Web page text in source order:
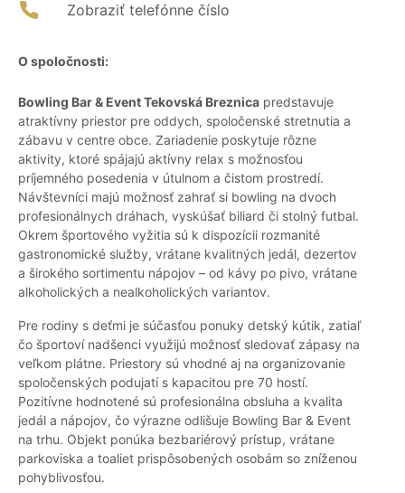
Zobraziť telefónne číslo
O spoločnosti:
Bowling Bar & Event Tekovská Breznica predstavuje
atraktívny priestor pre oddych, spoločenské stretnutia a
zábavu v centre obce. Zariadenie poskytuje rôzne
aktivity, ktoré spájajú aktívny relax s možnosťou
príjemného posedenia v útulnom a čistom prostredí.
Návštevníci majú možnosť zahrať si bowling na dvoch
profesionálnych dráhach, vyskúšať biliard či stolný futbal.
Okrem športového vyžitia sú k dispozícii rozmanité
gastronomické služby, vrátane kvalitných jedál, dezertov
a širokého sortimentu nápojov – od kávy po pivo, vrátane
alkoholických a nealkoholických variantov.
Pre rodiny s deťmi je súčasťou ponuky detský kútik, zatiaľ
čo športoví nadšenci využijú možnosť sledovať zápasy na
veľkom plátne. Priestory sú vhodné aj na organizovanie
spoločenských podujatí s kapacitou pre 70 hostí.
Pozitívne hodnotené sú profesionálna obsluha a kvalita
jedál a nápojov, čo výrazne odlišuje Bowling Bar & Event
na trhu. Objekt ponúka bezbariérový prístup, vrátane
parkoviska a toaliet prispôsobených osobám so zníženou
pohyblivosťou.